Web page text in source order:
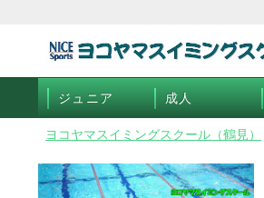
ジュニア 成人
ヨコヤマスイミングスクール（鶴見）